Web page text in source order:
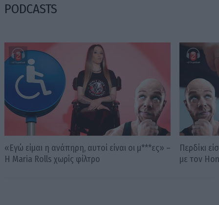
PODCASTS
«Εγώ είμαι η ανάπηρη, αυτοί είναι οι μ***ες» –
Η Maria Rolls χωρίς φίλτρο
Περδίκι
με τον